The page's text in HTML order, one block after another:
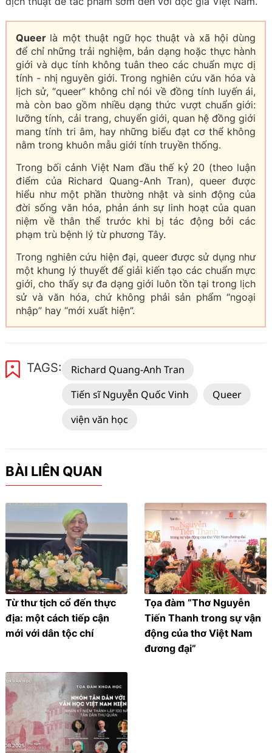
Queer là một thuật ngữ học thuật và xã hội dùng
để chỉ những trải nghiệm, bản dạng hoặc thực hành
giới và dục tính không tuân theo các chuẩn mực dị
tính - nhị nguyên giới. Trong nghiên cứu văn hóa và
lịch sử, “queer” không chỉ nói về đồng tính luyến ái,
mà còn bao gồm nhiều dạng thức vượt chuẩn giới:
lưỡng tính, cải trang, chuyển giới, quan hệ đồng giới
mang tính tri âm, hay những biểu đạt cơ thể không
nằm trong khuôn mẫu giới tính truyền thống.
Trong bối cảnh Việt Nam đầu thế kỷ 20 (theo luận
điểm của Richard Quang-Anh Tran), queer được
hiểu như một phần thường nhật và sinh động của
đời sống văn hóa, phản ánh sự linh hoạt của quan
niệm về thân thể trước khi bị tác động bởi các
phạm trù bệnh lý từ phương Tây.
Trong nghiên cứu hiện đại, queer được sử dụng như
một khung lý thuyết để giải kiến tạo các chuẩn mực
giới, cho thấy sự đa dạng giới luôn tồn tại trong lịch
sử và văn hóa, chứ không phải sản phẩm “ngoại
nhập” hay “mới xuất hiện”.
TAGS:
Richard Quang-Anh Tran
Tiến sĩ Nguyễn Quốc Vinh
Queer
viện văn học
BÀI LIÊN QUAN
Từ thư tịch cổ đến thực
địa: một cách tiếp cận
mới với dân tộc chí
Tọa đàm “Thơ Nguyễn
Tiến Thanh trong sự vận
động của thơ Việt Nam
đương đại”